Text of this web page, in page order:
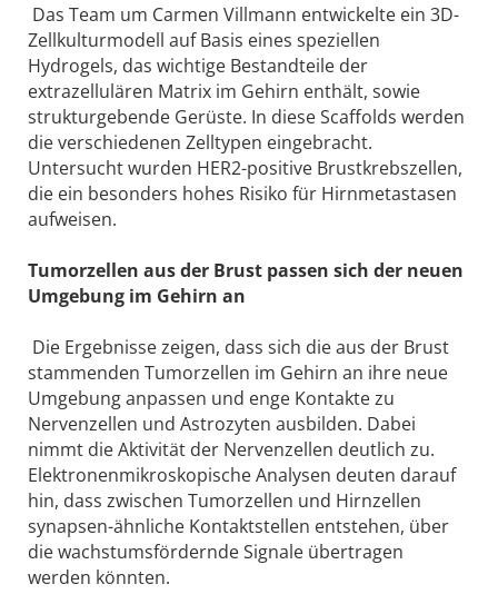
Das Team um Carmen Villmann entwickelte ein 3D-
Zellkulturmodell auf Basis eines speziellen
Hydrogels, das wichtige Bestandteile der
extrazellulären Matrix im Gehirn enthält, sowie
strukturgebende Gerüste. In diese Scaffolds werden
die verschiedenen Zelltypen eingebracht.
Untersucht wurden HER2-positive Brustkrebszellen,
die ein besonders hohes Risiko für Hirnmetastasen
aufweisen.
Tumorzellen aus der Brust passen sich der neuen
Umgebung im Gehirn an
Die Ergebnisse zeigen, dass sich die aus der Brust
stammenden Tumorzellen im Gehirn an ihre neue
Umgebung anpassen und enge Kontakte zu
Nervenzellen und Astrozyten ausbilden. Dabei
nimmt die Aktivität der Nervenzellen deutlich zu.
Elektronenmikroskopische Analysen deuten darauf
hin, dass zwischen Tumorzellen und Hirnzellen
synapsen-ähnliche Kontaktstellen entstehen, über
die wachstumsfördernde Signale übertragen
werden könnten.